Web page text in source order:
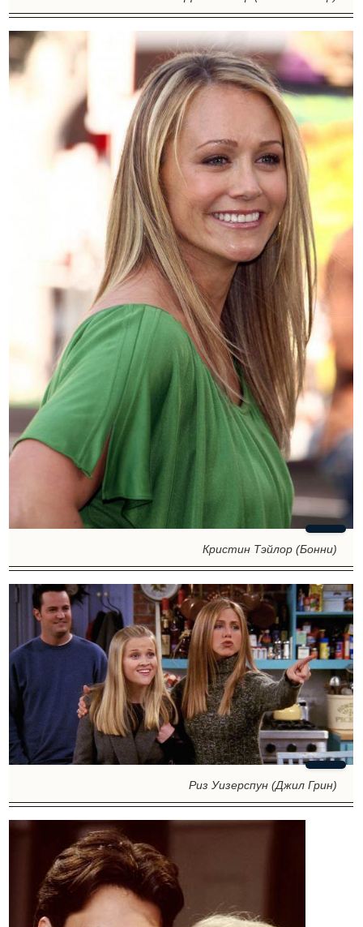
Кристин Тэйлор (Бонни)
Риз Уизерспун (Джил Грин)